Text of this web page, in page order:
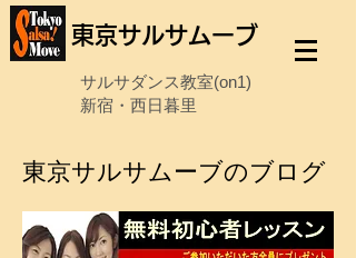
東京サルサムーブ
サルサダンス教室(on1)
新宿・西日暮里
東京サルサムーブのブログ